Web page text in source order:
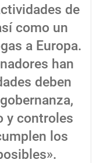
de
como un
a Europa.
han
deben
y controles
los